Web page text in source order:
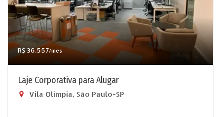
R$ 36.557/mês
Laje Corporativa para Alugar
Vila Olímpia, São Paulo-SP